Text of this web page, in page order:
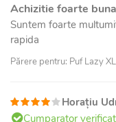
Achizitie foarte buna
Suntem foarte
rapida
Părere pentru: Puf Lazy XL
Horațiu
Cumparator verificat